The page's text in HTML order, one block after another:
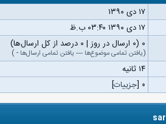
۱۷ دى ۱۳۹۰
۱۷ دى ۱۳۹۰ ۰۳:۴۰ ب.ظ
۰ (۰ ارسال در روز | ۰ درصد از کل ارسال‌ها)
(یافتن تمامی موضوع‌ها — یافتن تمامی ارسال‌ها -
)
۱۴ ثانیه
۰ [جزییات]